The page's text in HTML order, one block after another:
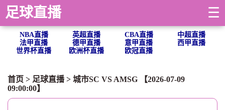
足球直播 ☰
NBA直播 英超直播 CBA直播
中超直播
法甲直播
德甲直播 意甲直播
西甲直播
世界杯直播
欧洲杯直播 欧冠直播
首页 > 足球直播> 城市SC VS AMSG 【2026-07-09
09:00:00】